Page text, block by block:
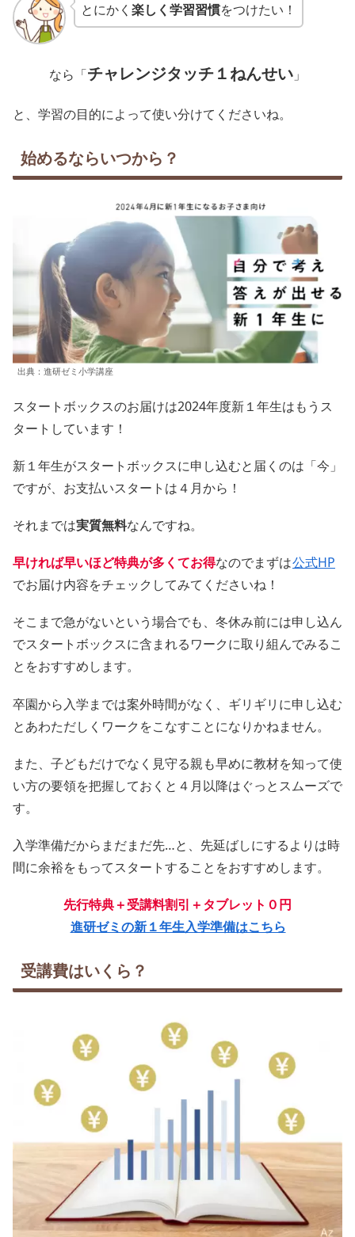
とにかく 楽しく学習習慣をつけたい！
なら「チャレンジタッチ１ねんせい 」
と、学習の目的によって使い分けてくださいね。
始めるならいつから？
出典：進研ゼミ小学講座
スタートボックスのお届けは2024年度新１年生はもうス
タートしています！
新１年生がスタートボックスに申し込むと届くのは「今」
ですが、お支払いスタートは４月から！
それまでは実質無料なんですね。
早ければ早いほど特典が多くてお得なのでまずは公式HP
でお届け内容をチェックしてみてくださいね！
そこまで急がないという場合でも、冬休み前には申し込ん
でスタートボックスに含まれるワークに取り組んでみるこ
とをおすすめします。
卒園から入学までは案外時間がなく、ギリギリに申し込む
とあわただしくワークをこなすことになりかねません。
また、子どもだけでなく見守る親も早めに教材を知って使
い方の要領を把握しておくと４月以降はぐっとスムーズで
す。
入学準備だからまだまだ先…と、先延ばしにするよりは時
間に余裕をもってスタートすることをおすすめします。
先行特典＋受講料割引＋タブレット０円
進研ゼミの新１年生入学準備はこちら
受講費はいくら？